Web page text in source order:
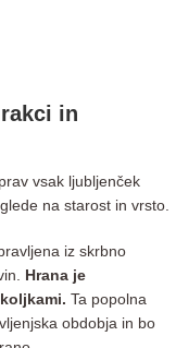
in
vsak ljubljenček
na starost in vrsto.
iz skrbno
Hrana je
Ta popolna
obdobja in bo